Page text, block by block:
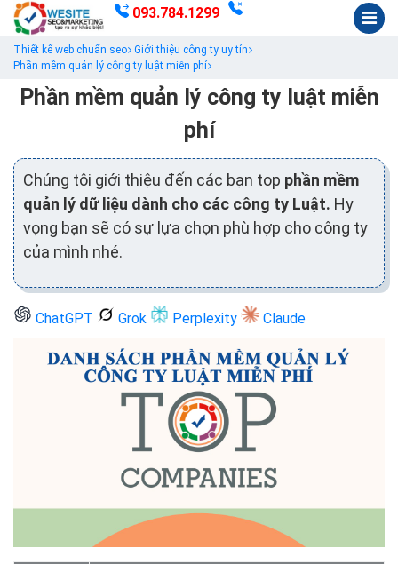
093.784.1299
Thiết kế web chuẩn seo Giới thiệu công ty uy tín
Phần mềm quản lý công ty luật miễn phí
Phần mềm quản lý công ty luật miễn
phí
Chúng tôi giới thiệu đến các bạn top phần mềm
quản lý dữ liệu dành cho các công ty Luật. Hy
vọng bạn sẽ có sự lựa chọn phù hợp cho công ty
của mình nhé.
ChatGPT Grok Perplexity Claude